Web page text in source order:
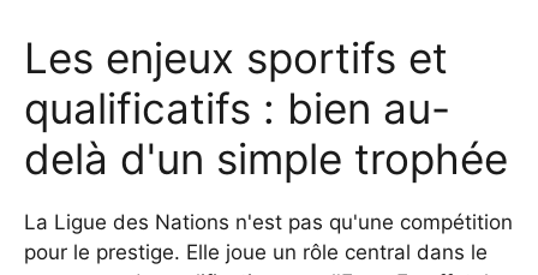
Les enjeux sportifs et
qualificatifs : bien au-
delà d'un simple trophée
La Ligue des Nations n'est pas qu'une compétition
pour le prestige. Elle joue un rôle central dans le